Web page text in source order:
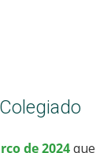
de 2024que